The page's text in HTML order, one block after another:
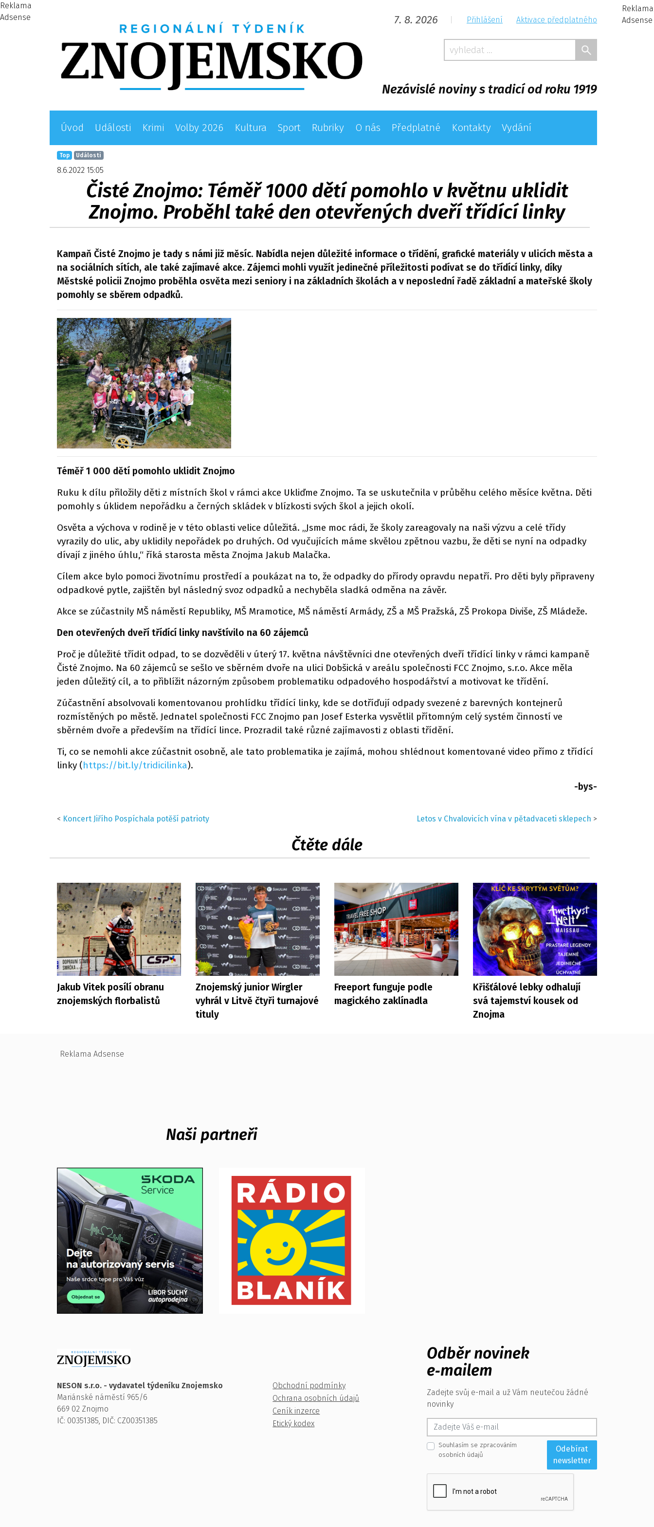
7. 8. 2026 Přihlášení Aktivace předplatného
Nezávislé noviny s tradicí od roku 1919
Úvod Události Krimi Volby 2026 Kultura Sport Rubriky O nás Předplatné Kontakty Vydání
Reklama
Adsense
Reklama
Adsense
Top Události
8.6.2022 15:05
Čisté Znojmo: Téměř 1000 dětí pomohlo v květnu uklidit
Znojmo. Proběhl také den otevřených dveří třídící linky
Kampaň Čisté Znojmo je tady s námi již měsíc. Nabídla nejen důležité informace o třídění, grafické materiály v ulicích města a
na sociálních sítích, ale také zajímavé akce. Zájemci mohli využít jedinečné příležitosti podívat se do třídící linky, díky
Městské policii Znojmo proběhla osvěta mezi seniory i na základních školách a v neposlední řadě základní a mateřské školy
pomohly se sběrem odpadků.
Téměř 1 000 dětí pomohlo uklidit Znojmo
Ruku k dílu přiložily děti z místních škol v rámci akce Ukliďme Znojmo. Ta se uskutečnila v průběhu celého měsíce května. Děti
pomohly s úklidem nepořádku a černých skládek v blízkosti svých škol a jejich okolí.
Osvěta a výchova v rodině je v této oblasti velice důležitá. „Jsme moc rádi, že školy zareagovaly na naši výzvu a celé třídy
vyrazily do ulic, aby uklidily nepořádek po druhých. Od vyučujících máme skvělou zpětnou vazbu, že děti se nyní na odpadky
dívají z jiného úhlu,“ říká starosta města Znojma Jakub Malačka.
Cílem akce bylo pomoci životnímu prostředí a poukázat na to, že odpadky do přírody opravdu nepatří. Pro děti byly připraveny
odpadkové pytle, zajištěn byl následný svoz odpadků a nechyběla sladká odměna na závěr.
Akce se zúčastnily MŠ náměstí Republiky, MŠ Mramotice, MŠ náměstí Armády, ZŠ a MŠ Pražská, ZŠ Prokopa Diviše, ZŠ Mládeže.
Den otevřených dveří třídící linky navštívilo na 60 zájemců
Proč je důležité třídit odpad, to se dozvěděli v úterý 17. května návštěvníci dne otevřených dveří třídící linky v rámci kampaně
Čisté Znojmo. Na 60 zájemců se sešlo ve sběrném dvoře na ulici Dobšická v areálu společnosti FCC Znojmo, s.r.o. Akce měla
jeden důležitý cíl, a to přiblížit názorným způsobem problematiku odpadového hospodářství a motivovat ke třídění.
Zúčastnění absolvovali komentovanou prohlídku třídící linky, kde se dotříďují odpady svezené z barevných kontejnerů
rozmístěných po městě. Jednatel společnosti FCC Znojmo pan Josef Esterka vysvětlil přítomným celý systém činností ve
sběrném dvoře a především na třídící lince. Prozradil také různé zajímavosti z oblasti třídění.
Ti, co se nemohli akce zúčastnit osobně, ale tato problematika je zajímá, mohou shlédnout komentované video přímo z třídící
linky (https://bit.ly/tridicilinka).
-bys-
< Koncert Jiřího Pospíchala potěší patrioty Letos v Chvalovicích vína v pětadvaceti sklepech >
Čtěte dále
Jakub Vitek posílí obranu
znojemských florbalistů
Znojemský junior Wirgler
vyhrál v Litvě čtyři turnajové
tituly
Freeport funguje podle
magického zaklínadla
Křišťálové lebky odhalují
svá tajemství kousek od
Znojma
Reklama Adsense
Naši partneři
NESON s.r.o. - vydavatel týdeníku Znojemsko
Mariánské náměstí 965/6
669 02 Znojmo
IČ: 00351385, DIČ: CZ00351385
Obchodní podmínky
Ochrana osobních údajů
Ceník inzerce
Etický kodex
Odběr novinek
e‑mailem
Zadejte svůj e-mail a už Vám neutečou žádné
novinky
Souhlasím se zpracováním
osobních údajů
Odebírat
newsletter